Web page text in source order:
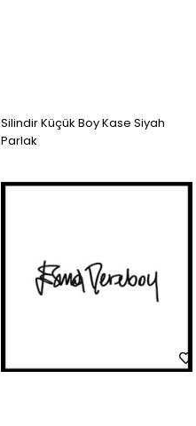
Silindir Küçük Boy Kase Siyah
Parlak